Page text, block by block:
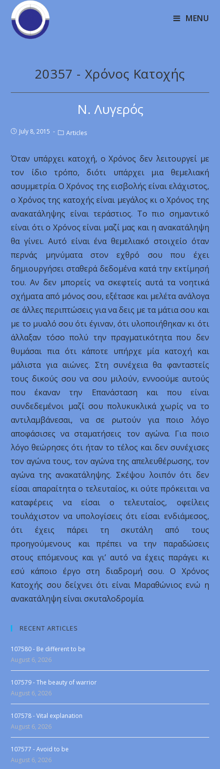
MENU
20357 - Χρόνος Κατοχής
Ν. Λυγερός
July 8, 2015 Articles
Όταν υπάρχει κατοχή, ο Χρόνος δεν λειτουργεί με
τον ίδιο τρόπο, διότι υπάρχει μια θεμελιακή
ασυμμετρία. Ο Χρόνος της εισβολής είναι ελάχιστος,
ο Χρόνος της κατοχής είναι μεγάλος κι ο Χρόνος της
ανακατάληψης είναι τεράστιος. Το πιο σημαντικό
είναι ότι ο Χρόνος είναι μαζί μας και η ανακατάληψη
θα γίνει. Αυτό είναι ένα θεμελιακό στοιχείο όταν
περνάς μηνύματα στον εχθρό σου που έχει
δημιουργήσει σταθερά δεδομένα κατά την εκτίμησή
του. Αν δεν μπορείς να σκεφτείς αυτά τα νοητικά
σχήματα από μόνος σου, εξέτασε και μελέτα ανάλογα
σε άλλες περιπτώσεις για να δεις με τα μάτια σου και
με το μυαλό σου ότι έγιναν, ότι υλοποιήθηκαν κι ότι
άλλαξαν τόσο πολύ την πραγματικότητα που δεν
θυμάσαι πια ότι κάποτε υπήρχε μία κατοχή και
μάλιστα για αιώνες. Στη συνέχεια θα φανταστείς
τους δικούς σου να σου μιλούν, εννοούμε αυτούς
που έκαναν την Επανάσταση και που είναι
συνδεδεμένοι μαζί σου πολυκυκλικά χωρίς να το
αντιλαμβάνεσαι, να σε ρωτούν για ποιο λόγο
αποφάσισες να σταματήσεις τον αγώνα. Για ποιο
λόγο θεώρησες ότι ήταν το τέλος και δεν συνέχισες
τον αγώνα τους, τον αγώνα της απελευθέρωσης, τον
αγώνα της ανακατάληψης. Σκέψου λοιπόν ότι δεν
είσαι απαραίτητα ο τελευταίος, κι ούτε πρόκειται να
καταφέρεις να είσαι ο τελευταίος, οφείλεις
τουλάχιστον να υπολογίσεις ότι είσαι ενδιάμεσος,
ότι έχεις πάρει τη σκυτάλη από τους
προηγούμενους και πρέπει να την παραδώσεις
στους επόμενους και γι’ αυτό να έχεις παράγει κι
εσύ κάποιο έργο στη διαδρομή σου. Ο Χρόνος
Κατοχής σου δείχνει ότι είναι Μαραθώνιος ενώ η
ανακατάληψη είναι σκυταλοδρομία.
RECENT ARTICLES
107580 - Be different to be
August 6, 2026
107579 - The beauty of warrior
August 6, 2026
107578 - Vital explanation
August 6, 2026
107577 - Avoid to be
August 6, 2026